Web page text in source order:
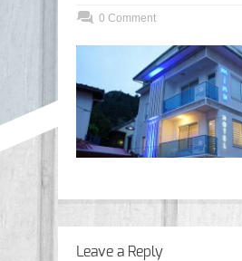
0 Comment
Leave a Reply